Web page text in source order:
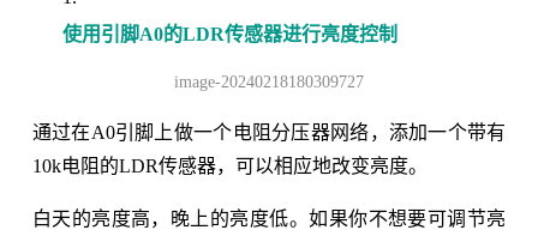
使用引脚A0的LDR传感器进行亮度控制
image-20240218180309727
通过在A0引脚上做一个电阻分压器网络，添加一个带有
10k电阻的LDR传感器，可以相应地改变亮度。
白天的亮度高，晚上的亮度低。如果你不想要可调节亮